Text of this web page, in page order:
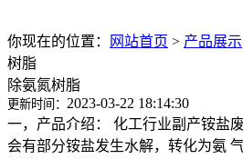
你现在的位置： 网站首页 > 产品展示
树脂
除氨氮树脂
更新时间： 2023-03-22 18:14:30
一，产品介绍： 化工行业副产铵盐
会有部分铵盐发生水解，转化为氨